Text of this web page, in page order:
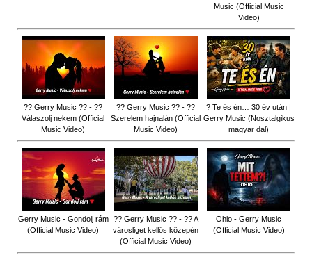
Music (Official Music
Video)
?? Gerry Music ?? - ??
Válaszolj nekem (Official
Music Video)
?? Gerry Music ?? - ??
Szerelem hajnalán (Official
Music Video)
? Te és én… 30 év után |
Gerry Music (Nosztalgikus
magyar dal)
Gerry Music - Gondolj rám
(Official Music Video)
?? Gerry Music ?? - ?? A
városliget kellős közepén
(Official Music Video)
Ohio - Gerry Music
(Official Music Video)